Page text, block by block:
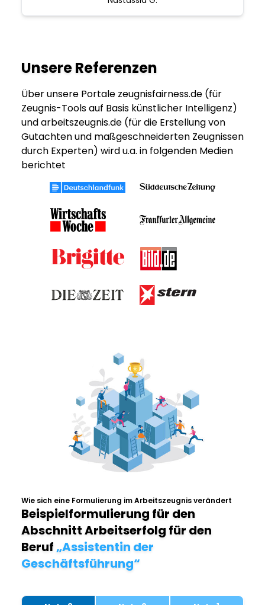
Unsere Referenzen
Über unsere Portale zeugnisfairness.de (für
Zeugnis-Tools auf Basis künstlicher Intelligenz)
und arbeitszeugnis.de (für die Erstellung von
Gutachten und maßgeschneiderten Zeugnissen
durch Experten) wird u.a. in folgenden Medien
berichtet
Wie sich eine Formulierung im Arbeitszeugnis verändert
Beispielformulierung für den
Abschnitt Arbeitserfolg für den
Beruf„Assistentin der
Geschäftsführung“